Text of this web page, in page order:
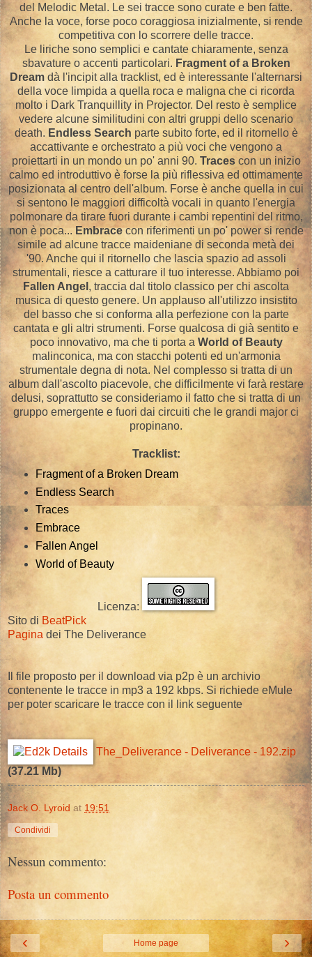
del Melodic Metal. Le sei tracce sono curate e ben fatte.
Anche la voce, forse poco coraggiosa inizialmente, si rende
competitiva con lo scorrere delle tracce.
Le liriche sono semplici e cantate chiaramente, senza
sbavature o accenti particolari. Fragment of a Broken
Dream dà l'incipit alla tracklist, ed è interessante l'alternarsi
della voce limpida a quella roca e maligna che ci ricorda
molto i Dark Tranquillity in Projector. Del resto è semplice
vedere alcune similitudini con altri gruppi dello scenario
death. Endless Search parte subito forte, ed il ritornello è
accattivante e orchestrato a più voci che vengono a
proiettarti in un mondo un po' anni 90. Tracescon un inizio
calmo ed introduttivo è forse la più riflessiva ed ottimamente
posizionata al centro dell'album. Forse è anche quella in cui
si sentono le maggiori difficoltà vocali in quanto l'energia
polmonare da tirare fuori durante i cambi repentini del ritmo,
non è poca... Embracecon riferimenti un po' power si rende
simile ad alcune tracce maideniane di seconda metà dei
'90. Anche qui il ritornello che lascia spazio ad assoli
strumentali, riesce a catturare il tuo interesse. Abbiamo poi
Fallen Angel , traccia dal titolo classico per chi ascolta
musica di questo genere. Un applauso all'utilizzo insistito
del basso che si conforma alla perfezione con la parte
cantata e gli altri strumenti. Forse qualcosa di già sentito e
poco innovativo, ma che ti porta a World of Beauty
malinconica, ma con stacchi potenti ed un'armonia
strumentale degna di nota. Nel complesso si tratta di un
album dall'ascolto piacevole, che difficilmente vi farà restare
delusi, soprattutto se consideriamo il fatto che si tratta di un
gruppo emergente e fuori dai circuiti che le grandi major ci
propinano.
Tracklist:
Fragment of a Broken Dream
Endless Search
Traces
Embrace
Fallen Angel
World of Beauty
Licenza:
Sito di BeatPick
Pagina dei The Deliverance
Il file proposto per il download via p2p è un archivio
contenente le tracce in mp3 a 192 kbps. Si richiede eMule
per poter scaricare le tracce con il link seguente
The_Deliverance - Deliverance - 192.zip
(37.21 Mb)
Jack O. Lyroid at 19:51
Condividi
Nessun commento:
Posta un commento
‹ ›
Home page